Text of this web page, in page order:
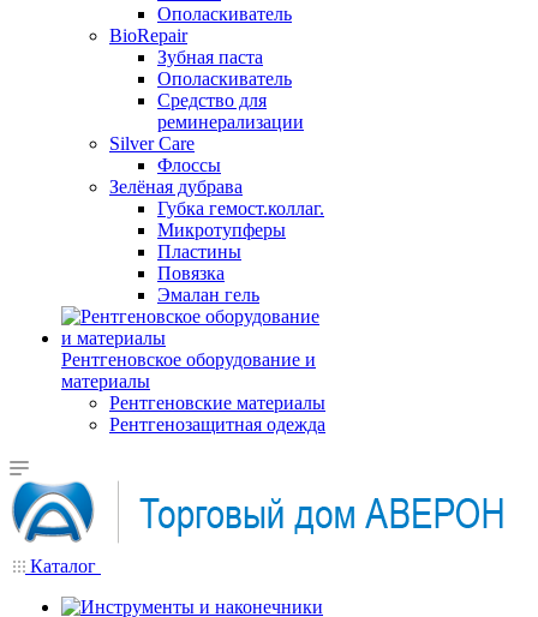
Ополаскиватель
BioRepair
Зубная паста
Ополаскиватель
Средство для
реминерализации
Silver Care
Флоссы
Зелёная дубрава
Губка гемост.коллаг.
Микротупферы
Пластины
Повязка
Эмалан гель
Рентгеновское оборудование и
материалы
Рентгеновские материалы
Рентгенозащитная одежда
Каталог